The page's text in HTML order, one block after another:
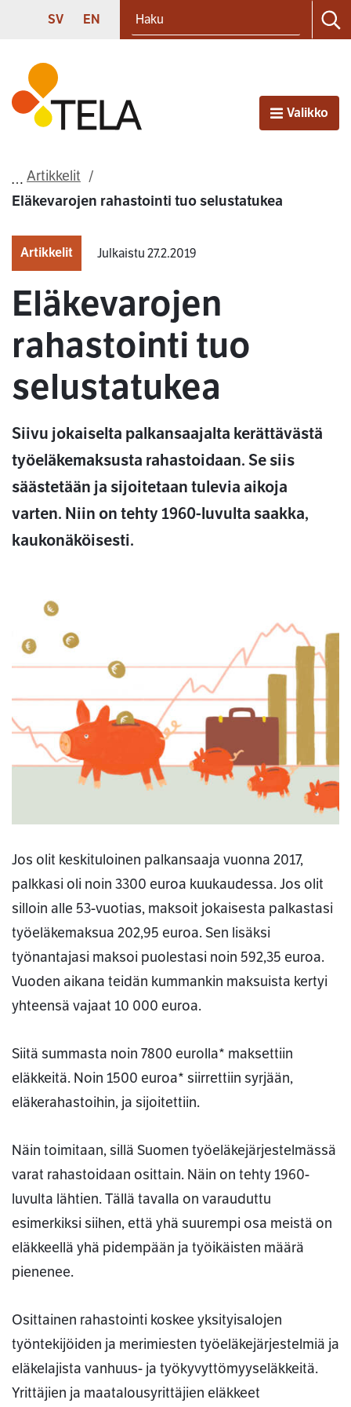
Siirry sisältöön
SVENSKA
SV ENGLISH
EN
Etusivu
AvaaValikko
Artikkelit
Eläkevarojen rahastointi tuo selustatukea
Artikkelit Julkaistu 27.2.2019
Eläkevarojen
rahastointi tuo
selustatukea
Siivu jokaiselta palkansaajalta kerättävästä
työeläkemaksusta rahastoidaan. Se siis
säästetään ja sijoitetaan tulevia aikoja
varten. Niin on tehty 1960-luvulta saakka,
kaukonäköisesti.
Jos olit keskituloinen palkansaaja vuonna 2017,
palkkasi oli noin 3300 euroa kuukaudessa. Jos olit
silloin alle 53-vuotias, maksoit jokaisesta palkastasi
työeläkemaksua 202,95 euroa. Sen lisäksi
työnantajasi maksoi puolestasi noin 592,35 euroa.
Vuoden aikana teidän kummankin maksuista kertyi
yhteensä vajaat 10 000 euroa.
Siitä summasta noin 7800 eurolla* maksettiin
eläkkeitä. Noin 1500 euroa* siirrettiin syrjään,
eläkerahastoihin, ja sijoitettiin.
Näin toimitaan, sillä Suomen työeläkejärjestelmässä
varat rahastoidaan osittain. Näin on tehty 1960-
luvulta lähtien. Tällä tavalla on varauduttu
esimerkiksi siihen, että yhä suurempi osa meistä on
eläkkeellä yhä pidempään ja työikäisten määrä
pienenee.
Osittainen rahastointi koskee yksityisalojen
työntekijöiden ja merimiesten työeläkejärjestelmiä ja
eläkelajista vanhuus- ja työkyvyttömyyseläkkeitä.
Yrittäjien ja maatalousyrittäjien eläkkeet